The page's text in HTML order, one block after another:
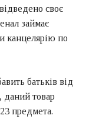
своє
займає
канцелярію по
батьків від
даний товар
предмета.